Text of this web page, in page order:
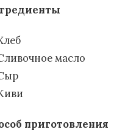
масло
приготовления